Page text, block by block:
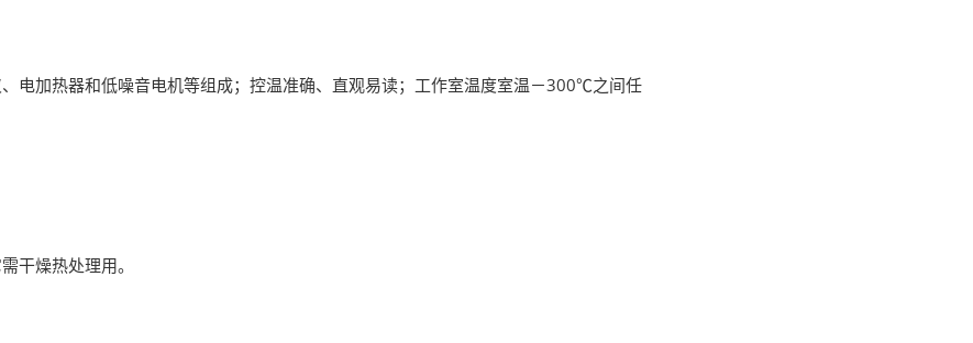
电加热器和低噪音电机等组成；控温准确、直观易读；工作室温度室温－300℃之间任
干燥热处理用。